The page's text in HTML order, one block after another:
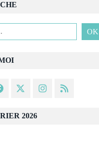
2026